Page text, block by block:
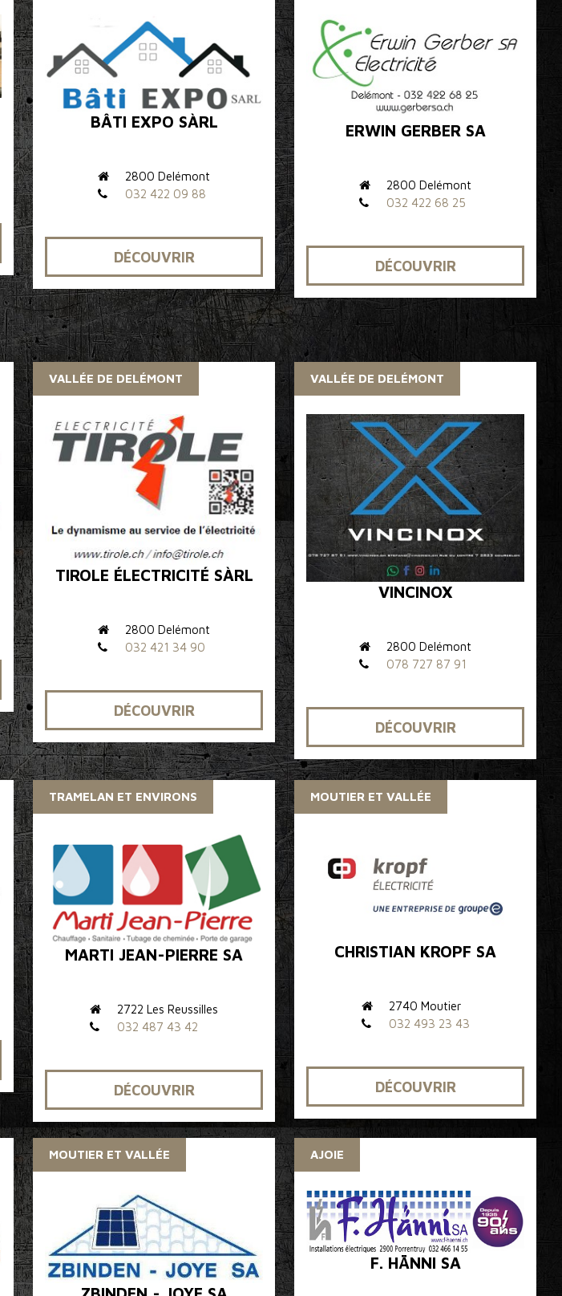
BÂTI EXPO SÀRL
2800 Delémont
032 422 09 88
DÉCOUVRIR
ERWIN GERBER SA
2800 Delémont
032 422 68 25
DÉCOUVRIR
VALLÉE DE DELÉMONT
TIROLE ÉLECTRICITÉ SÀRL
2800 Delémont
032 421 34 90
DÉCOUVRIR
VALLÉE DE DELÉMONT
VINCINOX
2800 Delémont
078 727 87 91
DÉCOUVRIR
TRAMELAN ET ENVIRONS
MARTI JEAN-PIERRE SA
2722 Les Reussilles
032 487 43 42
DÉCOUVRIR
MOUTIER ET VALLÉE
CHRISTIAN KROPF SA
2740 Moutier
032 493 23 43
DÉCOUVRIR
MOUTIER ET VALLÉE AJOIE
F. HÄNNI SA